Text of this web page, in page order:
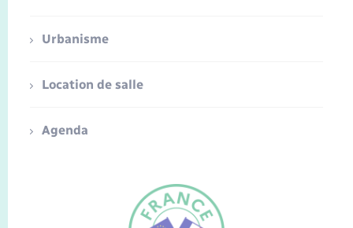
Urbanisme
Location de salle
Agenda